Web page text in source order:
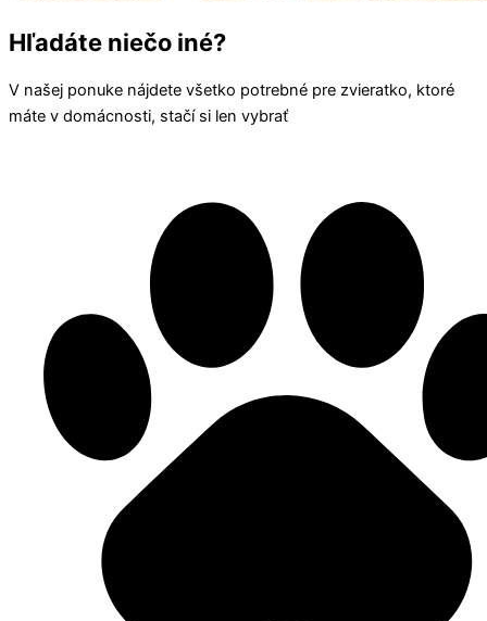
Hľadáte niečo iné?
V našej ponuke nájdete všetko potrebné pre zvieratko, ktoré
máte v domácnosti, stačí si len vybrať